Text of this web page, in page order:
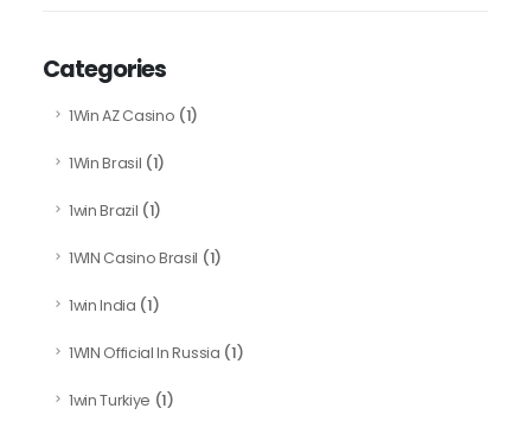
Categories
1Win AZ Casino (1)
1Win Brasil (1)
1win Brazil (1)
1WIN Casino Brasil (1)
1win India (1)
1WIN Official In Russia (1)
1win Turkiye (1)